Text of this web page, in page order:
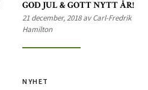
GOD JUL & GOTT NYTT ÅR!
21 december, 2018 av Carl-Fredrik
Hamilton
NYHET